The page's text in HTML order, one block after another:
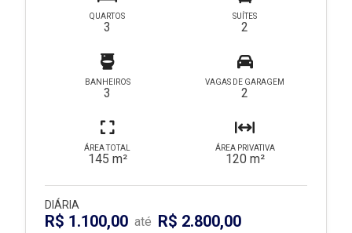
QUARTOS
3
SUÍTES
2
BANHEIROS
3
VAGAS DE GARAGEM
2
ÁREA TOTAL
145 m²
ÁREA PRIVATIVA
120 m²
DIÁRIA
R$ 1.100,00 até R$ 2.800,00